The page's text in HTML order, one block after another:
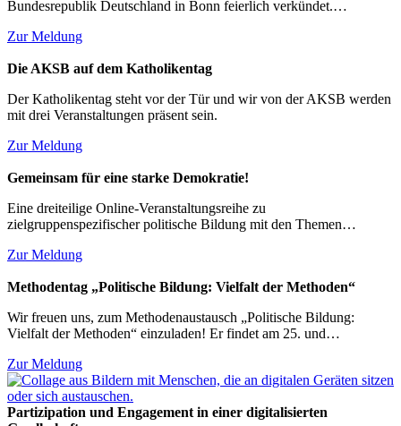
Bundesrepublik Deutschland in Bonn feierlich verkündet.…
Zur Meldung
Die AKSB auf dem Katholikentag
Der Katholikentag steht vor der Tür und wir von der AKSB werden
mit drei Veranstaltungen präsent sein.
Zur Meldung
Gemeinsam für eine starke Demokratie!
Eine dreiteilige Online-Veranstaltungsreihe zu
zielgruppenspezifischer politische Bildung mit den Themen…
Zur Meldung
Methodentag „Politische Bildung: Vielfalt der Methoden“
Wir freuen uns, zum Methodenaustausch „Politische Bildung:
Vielfalt der Methoden“ einzuladen! Er findet am 25. und…
Zur Meldung
Partizipation und Engagement in einer digitalisierten